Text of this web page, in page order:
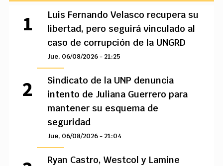
Luis Fernando Velasco recupera su
libertad, pero seguirá vinculado al
caso de corrupción de la UNGRD
Jue, 06/08/2026 - 21:25
Sindicato de la UNP denuncia
intento de Juliana Guerrero para
mantener su esquema de
seguridad
Jue, 06/08/2026 - 21:04
Ryan Castro, Westcol y Lamine